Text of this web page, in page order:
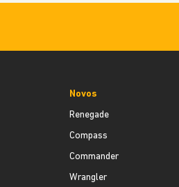
Novos
Renegade
Compass
Commander
Wrangler